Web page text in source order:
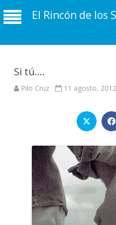
El Rincón de los
Si tú….
Pilo Cruz 11 agosto, 2012